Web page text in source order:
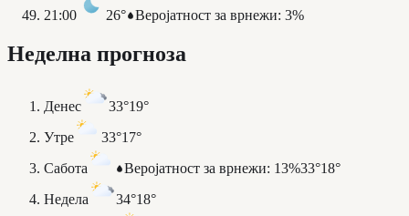
21:00 26° Веројатност за врнежи: 3%
Неделна прогноза
Денес 33°19°
Утре
33°17°
Сабота
Веројатност за врнежи: 13%33°18°
Недела
34°18°